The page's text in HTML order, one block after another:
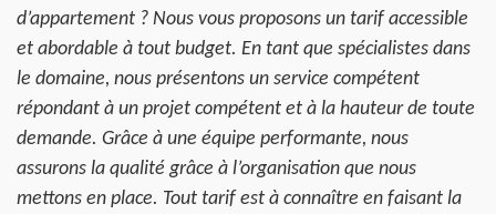
d’appartement ? Nous vous proposons un tarif accessible
et abordable à tout budget. En tant que spécialistes dans
le domaine, nous présentons un service compétent
répondant à un projet compétent et à la hauteur de toute
demande. Grâce à une équipe performante, nous
assurons la qualité grâce à l’organisation que nous
mettons en place. Tout tarif est à connaître en faisant la